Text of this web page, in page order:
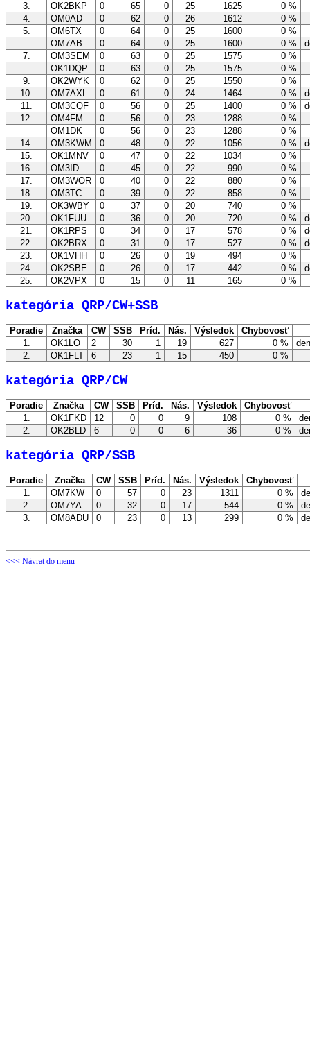
3.
OK2BKP 0 65 0 25 1625
0 %
4.
OM0AD 0 62 0 26 1612
0 %
5.
OM6TX 0 64 0 25 1600
0 %
OM7AB
0 64 0 25 1600 0 %
7.
OM3SEM 0 63 0 25 1575
0 %
OK1DQP
0 63 0 25 1575
0 %
9.
OK2WYK 0 62 0 25 1550
0 %
10.
OM7AXL 0 61 0 24 1464 0 %
11.
OM3CQF 0 56 0 25 1400 0 %
12.
OM4FM 0 56 0 23 1288
0 %
OM1DK
0 56 0 23 1288
0 %
14.
OM3KWM 0 48 0 22 1056 0 %
15.
OK1MNV 0 47 0 22 1034
0 %
16.
OM3ID 0 45 0 22 990
0 %
17.
OM3WOR 0 40 0 22 880
0 %
18.
OM3TC 0 39 0 22 858
0 %
19.
OK3WBY 0 37 0 20 740
0 %
20.
OK1FUU 0 36 0 20 720 0 %
21.
OK1RPS 0 34 0 17 578 0 %
22.
OK2BRX 0 31 0 17 527 0 %
23.
OK1VHH 0 26 0 19 494
0 %
24.
OK2SBE 0 26 0 17 442 0 %
25.
OK2VPX 0 15 0 11 165 0 %
kategória QRP/CW+SSB
Poradie Značka CW SSB Príd. Nás. Výsledok Chybovosť
1.
OK1LO 2 30 1 19 627 0 %
2.
OK1FLT 6 23 1 15 450 0 %
kategória QRP/CW
Poradie Značka CW SSB Príd. Nás. Výsledok
Chybovosť
1.
OK1FKD 12 0 0 9 108 0 %
2.
OK2BLD 6 0 0 6 36 0 %
kategória QRP/SSB
Poradie Značka CW SSB Príd. Nás. Výsledok
Chybovosť
1.
OM7KW 0 57 0 23 1311 0 %
2.
OM7YA 0 32 0 17 544 0 %
3.
OM8ADU 0 23 0 13 299 0 %
<<< Návrat do menu